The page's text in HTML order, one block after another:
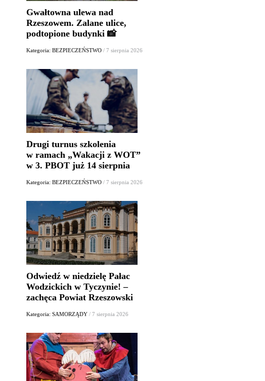
Gwałtowna ulewa nad
Rzeszowem. Zalane ulice,
podtopione budynki 📸
Kategoria: BEZPIECZEŃSTWO / 7 sierpnia 2026
Drugi turnus szkolenia
w ramach „Wakacji z WOT”
w 3. PBOT już 14 sierpnia
Kategoria: BEZPIECZEŃSTWO / 7 sierpnia 2026
Odwiedź w niedzielę Pałac
Wodzickich w Tyczynie! –
zachęca Powiat Rzeszowski
Kategoria: SAMORZĄDY / 7 sierpnia 2026